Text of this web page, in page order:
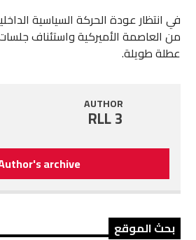
EMBED
في انتظار عودة الحركة السياسية
من العاصمة الأميركية واستئناف
عطلة طويلة.
AUTHOR
RLL 3
archive
بحث الموقع